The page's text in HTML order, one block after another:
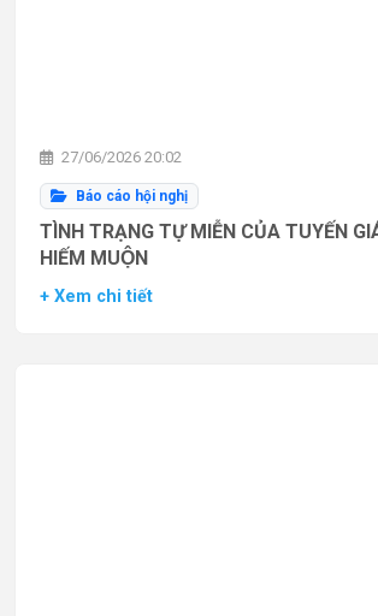
27/06/2026 20:02
Báo cáo hội nghị
TÌNH TRẠNG TỰ MIỄN CỦA TUYẾN
HIẾM MUỘN
+ Xem chi tiết